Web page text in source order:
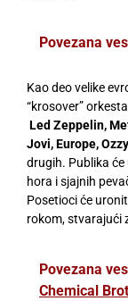
Povezana
Kao deo velike
“krosover”
Led Zeppelin,
Jovi, Europe,
drugih. Publika
hora i sjajnih
Posetioci će
rokom, stvarajući
Povezana
Chemical